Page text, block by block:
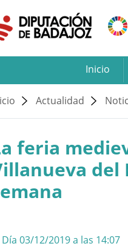
Inicio
Actualidad
feria
del
Día 03/12/2019 a las 14:07